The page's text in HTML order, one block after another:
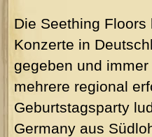
Die Seething
Konzerte in
gegeben und
mehrere regional
Geburtstagsparty
Germany aus